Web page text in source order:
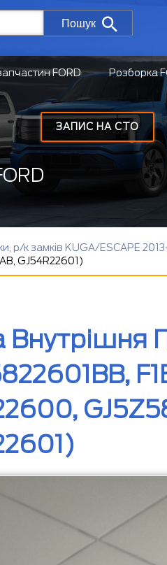
ЗАПИС НА СТО
Пошук
FORD Розборка
р/к замків KUGA/ESCAPE
GJ54R22601)
Внутрішня